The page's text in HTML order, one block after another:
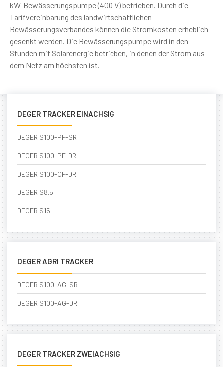
kW-Bewässerungspumpe (400 V) betrieben. Durch die
Tarifvereinbarung des landwirtschaftlichen
Bewässerungsverbandes können die Stromkosten erheblich
gesenkt werden. Die Bewässerungspumpe wird in den
Stunden mit Solarenergie betrieben, in denen der Strom aus
dem Netz am höchsten ist.
DEGER TRACKER EINACHSIG
DEGER S100-PF-SR
DEGER S100-PF-DR
DEGER S100-CF-DR
DEGER S8.5
DEGER S15
DEGER AGRI TRACKER
DEGER S100-AG-SR
DEGER S100-AG-DR
DEGER TRACKER ZWEIACHSIG